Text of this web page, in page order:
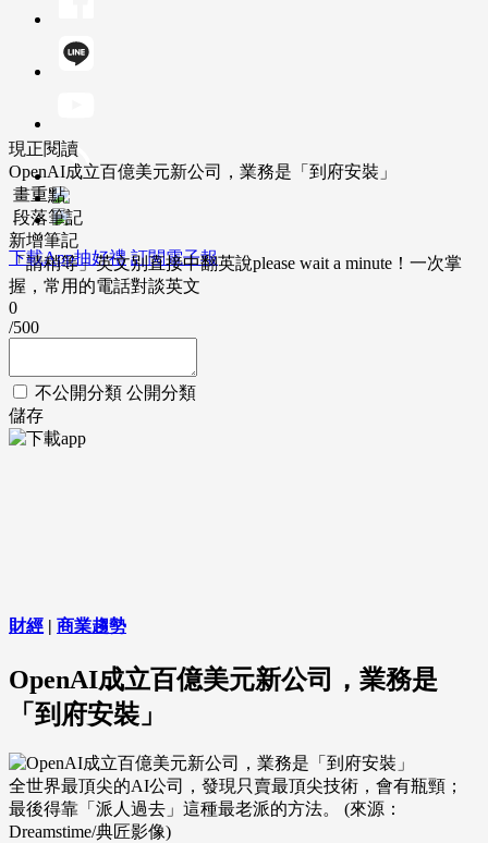
下載App抽好禮 訂閱電子報
現正閱讀
OpenAI成立百億美元新公司，業務是「到府安裝」
畫重點
段落筆記
新增筆記
「請稍等」英文別直接中翻英說please wait a minute！一次掌
握，常用的電話對談英文
0
/500
不公開分類 公開分類
儲存
財經 | 商業趨勢
OpenAI成立百億美元新公司，業務是
「到府安裝」
全世界最頂尖的AI公司，發現只賣最頂尖技術，會有瓶頸；
最後得靠「派人過去」這種最老派的方法。 (來源：
Dreamstime/典匠影像)